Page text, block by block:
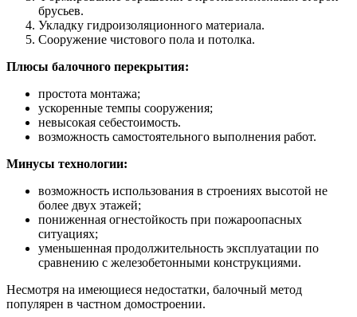
брусьев.
Укладку гидроизоляционного материала.
Сооружение чистового пола и потолка.
Плюсы балочного перекрытия:
простота монтажа;
ускоренные темпы сооружения;
невысокая себестоимость.
возможность самостоятельного выполнения работ.
Минусы технологии:
возможность использования в строениях высотой не
более двух этажей;
пониженная огнестойкость при пожароопасных
ситуациях;
уменьшенная продолжительность эксплуатации по
сравнению с железобетонными конструкциями.
Несмотря на имеющиеся недостатки, балочный метод
популярен в частном домостроении.